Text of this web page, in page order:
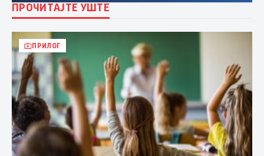
ПРОЧИТАЈТЕ УШТЕ
ПРИЛОГ